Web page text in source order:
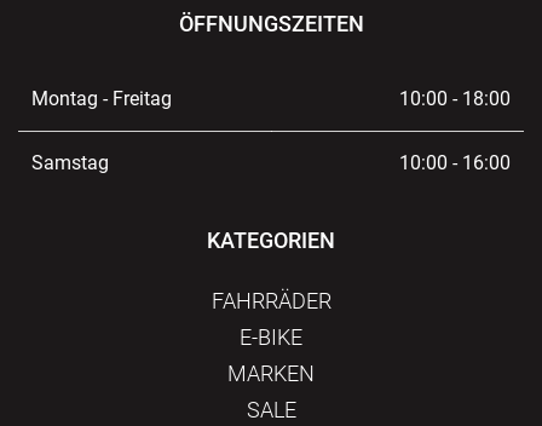
ÖFFNUNGSZEITEN
Montag - Freitag 10:00 - 18:00
Samstag 10:00 - 16:00
KATEGORIEN
FAHRRÄDER
E-BIKE
MARKEN
SALE